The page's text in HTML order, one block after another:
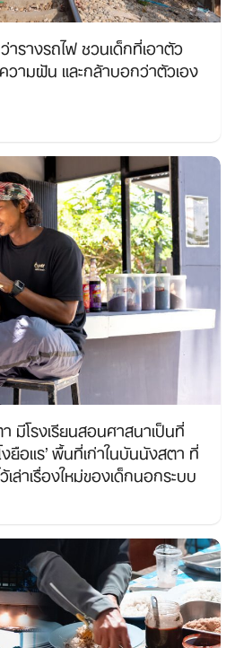
รางรถไฟ ชวนเด็กที่เอาตัว
ามฝัน และกล้าบอกว่าตัวเอง
มีโรงเรียนสอนศาสนาเป็นที่
ยือแร’ พื้นที่เก่าในบันนังสตา ที่
ล่าเรื่องใหม่ของเด็กนอกระบบ